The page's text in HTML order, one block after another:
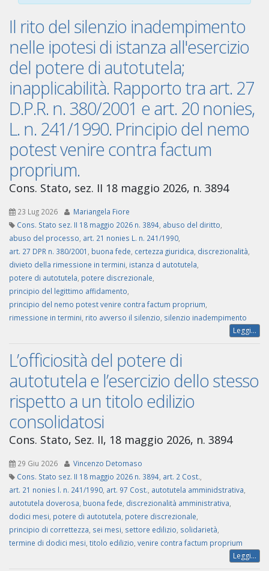
Il rito del silenzio inadempimento
nelle ipotesi di istanza all'esercizio
del potere di autotutela;
inapplicabilità. Rapporto tra art. 27
D.P.R. n. 380/2001 e art. 20 nonies,
L. n. 241/1990. Principio del nemo
potest venire contra factum
proprium.
Cons. Stato, sez. II 18 maggio 2026, n. 3894
23 Lug 2026
Mariangela Fiore
Cons. Stato sez. II 18 maggio 2026 n. 3894 abuso del diritto
abuso del processo art. 21 nonies L. n. 241/1990
art. 27 DPR n. 380/2001
buona fede certezza giuridica discrezionalità
divieto della rimessione in termini istanza d autotutela
potere di autotutela potere discrezionale
principio del legittimo affidamento
principio del nemo potest venire contra factum proprium
rimessione in termini rito avverso il silenzio silenzio inadempimento
Leggi...
L’officiosità del potere di
autotutela e l’esercizio dello stesso
rispetto a un titolo edilizio
consolidatosi
Cons. Stato, Sez. II, 18 maggio 2026, n. 3894
29 Giu 2026
Vincenzo Detomaso
Cons. Stato sez. II 18 maggio 2026 n. 3894 art. 2 Cost.
art. 21 nonies l. n. 241/1990 art. 97 Cost. autotutela amminidstrativa
autotutela doverosa buona fede discrezionalità amministrativa
dodici mesi potere di autotutela potere discrezionale
principio di correttezza sei mesi settore edilizio solidarietà
termine di dodici mesi titolo edilizio venire contra factum proprium
Leggi...